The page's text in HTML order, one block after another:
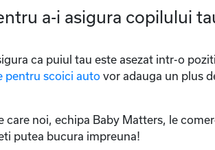
a-i asigura copilului
ca puiul tau este asezat intr-o
pentru scoici auto vor adauga un plus
noi, echipa Baby Matters, le
putea bucura impreuna!